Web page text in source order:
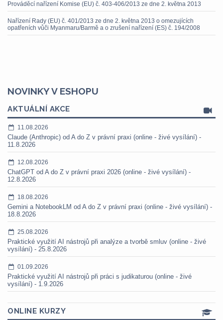
Prováděcí nařízení Komise (EU) č. 403-406/2013 ze dne 2. května 2013
Nařízení Rady (EU) č. 401/2013 ze dne 2. května 2013 o omezujících
opatřeních vůči Myanmaru/Barmě a o zrušení nařízení (ES) č. 194/2008
NOVINKY V ESHOPU
AKTUÁLNÍ AKCE
11.08.2026
Claude (Anthropic) od A do Z v právní praxi (online - živé vysílání) -
11.8.2026
12.08.2026
ChatGPT od A do Z v právní praxi 2026 (online - živé vysílání) -
12.8.2026
18.08.2026
Gemini a NotebookLM od A do Z v právní praxi (online - živé vysílání) -
18.8.2026
25.08.2026
Praktické využití AI nástrojů při analýze a tvorbě smluv (online - živé
vysílání) - 25.8.2026
01.09.2026
Praktické využití AI nástrojů při práci s judikaturou (online - živé
vysílání) - 1.9.2026
ONLINE KURZY